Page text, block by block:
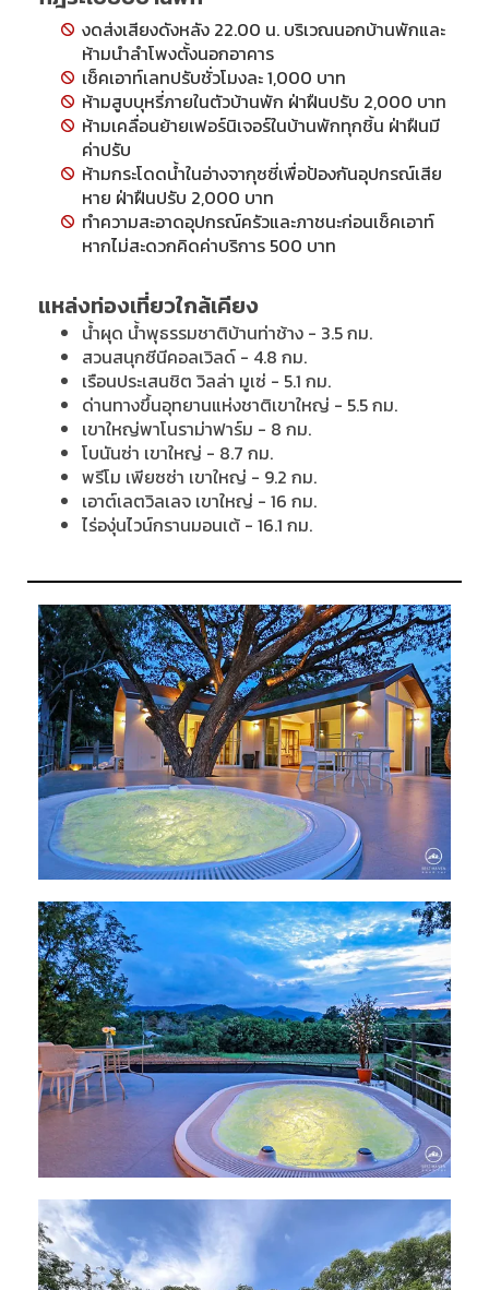
งดส่งเสียงดังหลัง 22.00 น. บริเวณนอกบ้านพักและ
ห้ามนำลำโพงตั้งนอกอาคาร
เช็คเอาท์เลทปรับชั่วโมงละ 1,000 บาท
ห้ามสูบบุหรี่ภายในตัวบ้านพัก ฝ่าฝืนปรับ 2,000 บาท
ห้ามเคลื่อนย้ายเฟอร์นิเจอร์ในบ้านพักทุกชิ้น ฝ่าฝืนมี
ค่าปรับ
ห้ามกระโดดน้ำในอ่างจากุซซี่เพื่อป้องกันอุปกรณ์เสีย
หาย ฝ่าฝืนปรับ 2,000 บาท
ทำความสะอาดอุปกรณ์ครัวและภาชนะก่อนเช็คเอาท์
หากไม่สะดวกคิดค่าบริการ 500 บาท
แหล่งท่องเที่ยวใกล้เคียง
น้ำผุด น้ำพุธรรมชาติบ้านท่าช้าง - 3.5 กม.
สวนสนุกซีนีคอลเวิลด์ - 4.8 กม.
เรือนประเสนชิต วิลล่า มูเซ่ - 5.1 กม.
ด่านทางขึ้นอุทยานแห่งชาติเขาใหญ่ - 5.5 กม.
เขาใหญ่พาโนราม่าฟาร์ม - 8 กม.
โบนันซ่า เขาใหญ่ - 8.7 กม.
พรีโม เพียซซ่า เขาใหญ่ - 9.2 กม.
เอาต์เลตวิลเลจ เขาใหญ่ - 16 กม.
ไร่องุ่นไวน์กรานมอนเต้ - 16.1 กม.